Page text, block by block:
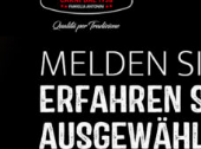
DRY AGING